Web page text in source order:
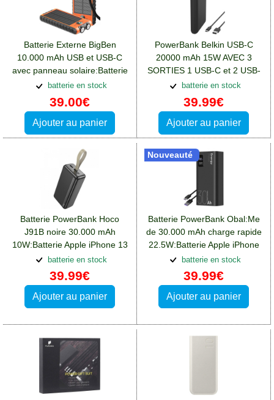
Batterie Externe BigBen
10.000 mAh USB et USB-C
avec panneau solaire:Batterie
Apple iPhone 13 Pro Max
batterie en stock
39.00€
Ajouter au panier
PowerBank Belkin USB-C
20000 mAh 15W AVEC 3
SORTIES 1 USB-C et 2 USB-
A:Batterie Apple iPhone 13
Pro Max
batterie en stock
39.99€
Ajouter au panier
Batterie PowerBank Hoco
J91B noire 30.000 mAh
10W:Batterie Apple iPhone 13
Pro Max
batterie en stock
39.99€
Ajouter au panier
Batterie PowerBank Obal:Me
de 30.000 mAh charge rapide
22.5W:Batterie Apple iPhone
13 Pro Max
batterie en stock
39.99€
Ajouter au panier
Nouveauté